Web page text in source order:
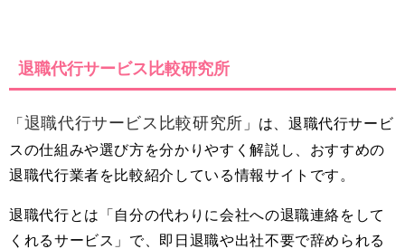
退職代行サービス比較研究所
「 退職代行サービス比較研究所 」は、退職代行サービ
スの仕組みや選び方を分かりやすく解説し、おすすめの
退職代行業者を比較紹介している情報サイトです。
退職代行とは「自分の代わりに会社への退職連絡をして
くれるサービス」で、即日退職や出社不要で辞められる